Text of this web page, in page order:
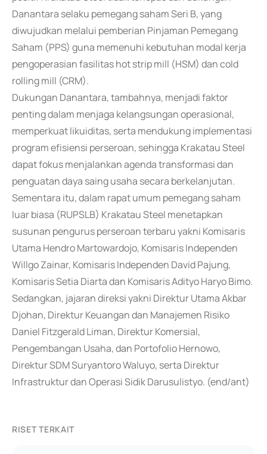
Danantara selaku pemegang saham Seri B, yang
diwujudkan melalui pemberian Pinjaman Pemegang
Saham (PPS) guna memenuhi kebutuhan modal kerja
pengoperasian fasilitas hot strip mill (HSM) dan cold
rolling mill (CRM).
Dukungan Danantara, tambahnya, menjadi faktor
penting dalam menjaga kelangsungan operasional,
memperkuat likuiditas, serta mendukung implementasi
program efisiensi perseroan, sehingga Krakatau Steel
dapat fokus menjalankan agenda transformasi dan
penguatan daya saing usaha secara berkelanjutan.
Sementara itu, dalam rapat umum pemegang saham
luar biasa (RUPSLB) Krakatau Steel menetapkan
susunan pengurus perseroan terbaru yakni Komisaris
Utama Hendro Martowardojo, Komisaris Independen
Willgo Zainar, Komisaris Independen David Pajung,
Komisaris Setia Diarta dan Komisaris Adityo Haryo Bimo.
Sedangkan, jajaran direksi yakni Direktur Utama Akbar
Djohan, Direktur Keuangan dan Manajemen Risiko
Daniel Fitzgerald Liman, Direktur Komersial,
Pengembangan Usaha, dan Portofolio Hernowo,
Direktur SDM Suryantoro Waluyo, serta Direktur
Infrastruktur dan Operasi Sidik Darusulistyo. (end/ant)
RISET TERKAIT